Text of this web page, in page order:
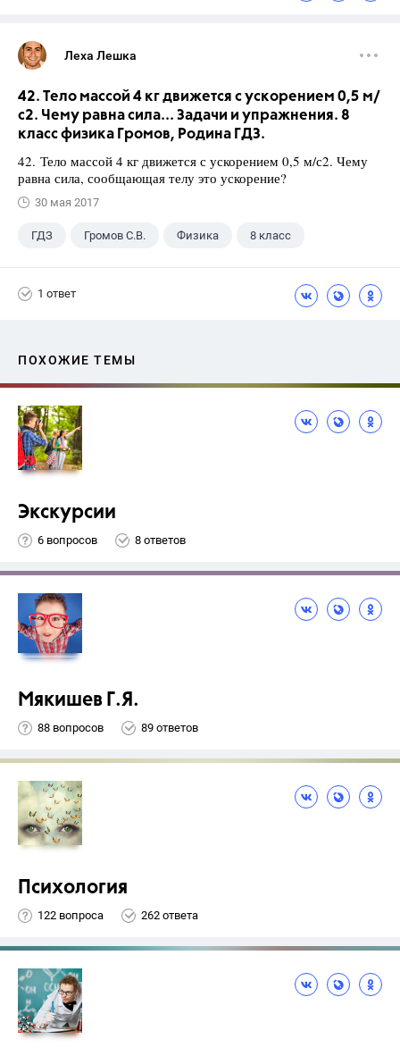
Леха Лешка
42. Тело массой 4 кг движется с ускорением 0,5 м/
с2. Чему равна сила... Задачи и упражнения. 8
класс физика Громов, Родина ГДЗ.
42. Тело массой 4 кг движется с ускорением 0,5 м/с2. Чему
равна сила, сообщающая телу это ускорение?
30 мая 2017
ГДЗ Громов С.В. Физика 8 класс
1 ответ
ПОХОЖИЕ ТЕМЫ
Экскурсии
6 вопросов 8 ответов
Мякишев Г.Я.
88 вопросов 89 ответов
Психология
122 вопроса 262 ответа